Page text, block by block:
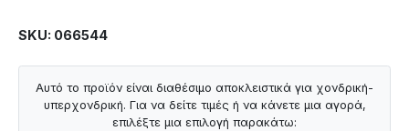
SKU: 066544
Αυτό το προϊόν είναι διαθέσιμο αποκλειστικά για χονδρική-
υπερχονδρική. Για να δείτε τιμές ή να κάνετε μια αγορά,
επιλέξτε μια επιλογή παρακάτω: